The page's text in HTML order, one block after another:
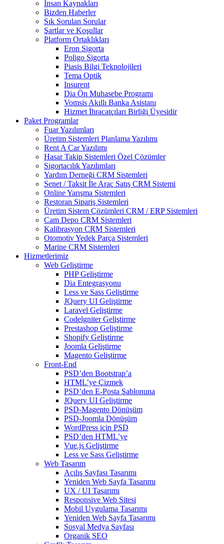
İnsan Kaynakları
Bizden Haberler
Sık Sorulan Sorular
Şartlar ve Koşullar
Platform Ortaklıkları
Eron Sigorta
Poligo Sigorta
Piasis Bilgi Teknolojileri
Tema Optik
Insurent
Dia Ön Muhasebe Programı
Vomsis Akıllı Banka Asistanı
Hizmet İhracatçıları Birliği Üyesidir
Paket Programlar
Fuar Yazılımları
Üretim Sistemleri Planlama Yazılımı
Rent A Car Yazılımı
Hasar Takip Sistemleri Özel Çözümler
Sigortacılık Yazılımları
Yardım Derneği CRM Sistemleri
Senet / Taksit İle Araç Satış CRM Sistemi
Online Yarışma Sistemleri
Restoran Sipariş Sistemleri
Üretim Sistem Çözümleri CRM / ERP Sistemleri
Cam Depo CRM Sistemleri
Kalibrasyon CRM Sistemleri
Otomotiv Yedek Parça Sistemleri
Marine CRM Sistemleri
Hizmetlerimiz
Web Geliştirme
PHP Geliştirme
Dia Entegrasyonu
Less ve Sass Geliştirme
JQuery UI Geliştirme
Laravel Geliştirme
Codelgniter Geliştirme
Prestashop Geliştirme
Shopify Geliştirme
Joomla Geliştirme
Magento Geliştirme
Front-End
PSD’den Bootstrap’a
HTML’ye Çizmek
PSD’den E-Posta Şablonuna
JQuery UI Geliştirme
PSD-Magento Dönüşüm
PSD-Joomla Dönüşüm
WordPress için PSD
PSD’den HTML’ye
Vue.js Geliştirme
Less ve Sass Geliştirme
Web Tasarım
Açılış Sayfası Tasarımı
Yeniden Web Sayfa Tasarımı
UX / UI Tasarımı
Responsive Web Sitesi
Mobil Uygulama Tasarımı
Yeniden Web Sayfa Tasarımı
Sosyal Medya Sayfası
Organik SEO